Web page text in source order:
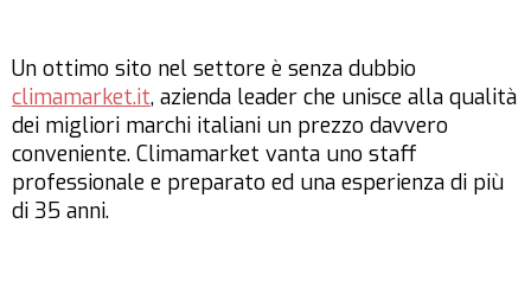
Un ottimo sito nel settore è senza dubbio
climamarket.it, azienda leader che unisce alla qualità
dei migliori marchi italiani un prezzo davvero
conveniente. Climamarket vanta uno staff
professionale e preparato ed una esperienza di più
di 35 anni.